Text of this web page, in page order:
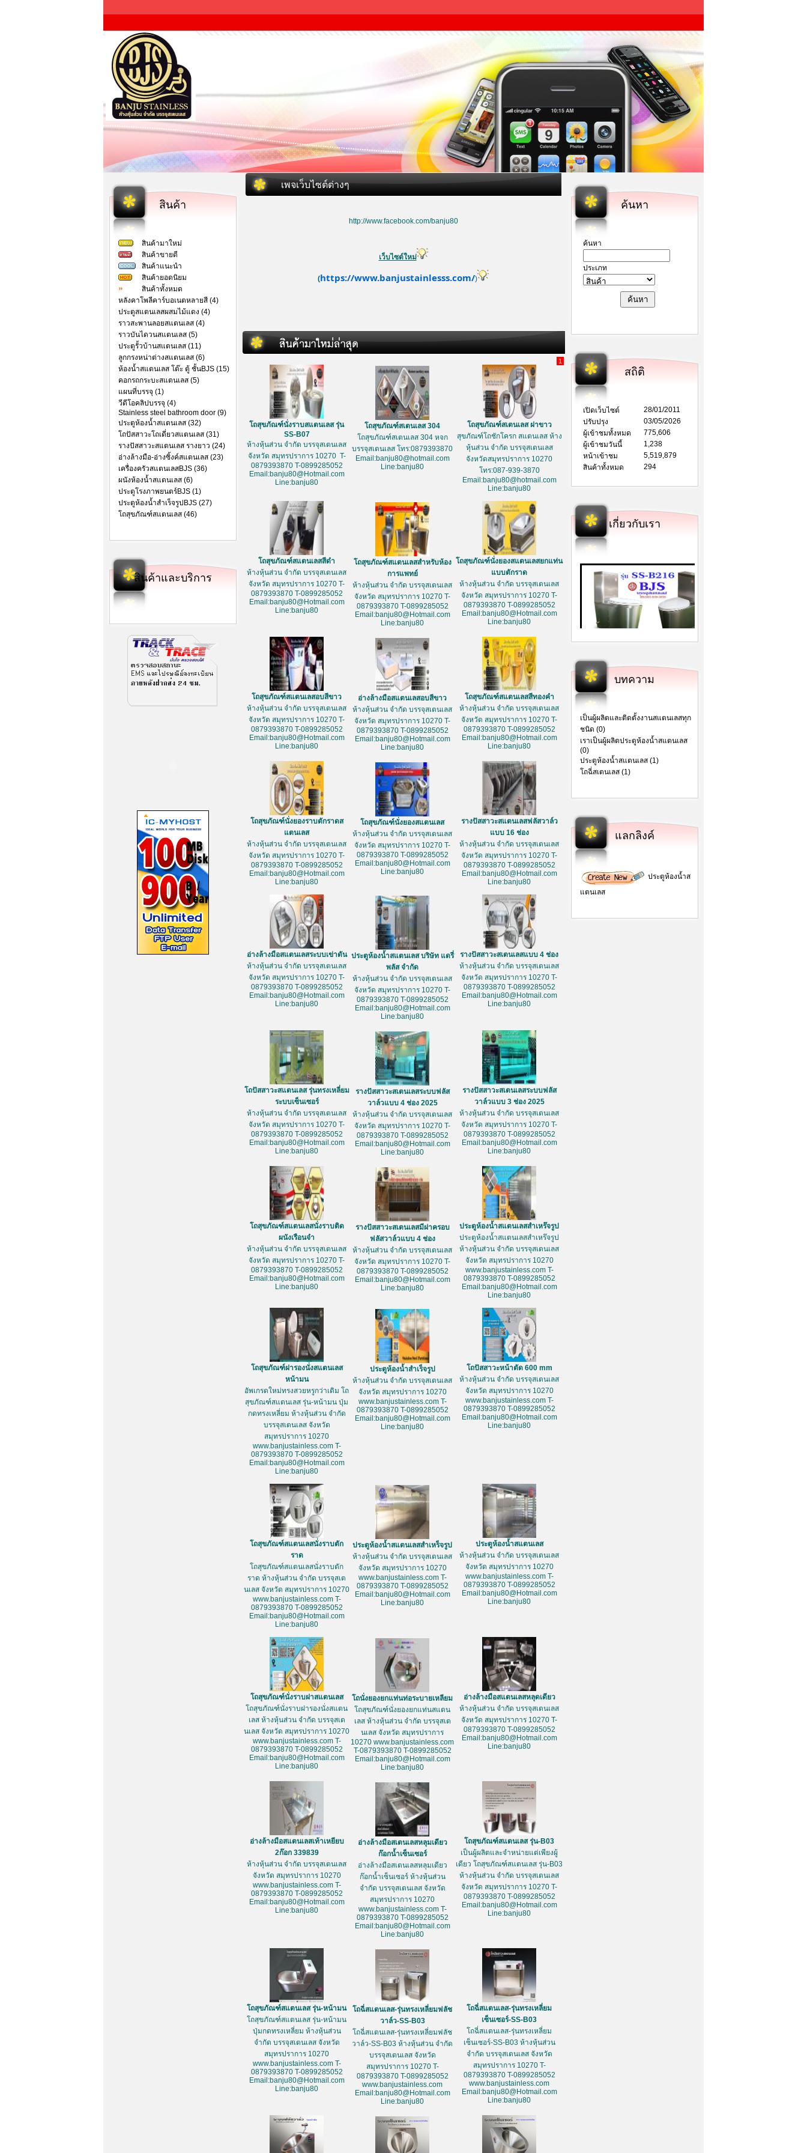
สินค้า
สินค้ามาใหม่
สินค้าขายดี
สินค้าแนะนำ
สินค้ายอดนิยม
สินค้าทั้งหมด
หลังคาโพลีคาร์บอเนตหลายสี (4)
ประตูสแตนเลสผสมไม้แดง (4)
ราวสะพานลอยสแตนเลส (4)
ราวบันไดวนสแตนเลส (5)
ประตูรั้วบ้านสแตนเลส (11)
ลูกกรงหน่าต่างสแตนเลส (6)
ห้องน้ำสแตนเลส โต๊ะ ตู้ ชั้นBJS (15)
คอกรถกระบะสแตนเลส (5)
แผนที่บรรจุ (1)
วีดีโอคลิปบรรจุ (4)
Stainless steel bathroom door (9)
ประตูห้องน้ำสแตนเลส (32)
โถปัสสาวะโถเดี่ยวสแตนเลส (31)
รางปัสสาวะสแตนเลส รางยาว (24)
อ่างล้างมือ-อ่างซิ้งค์สแตนเลส (23)
เครื่องครัวสแตนเลสBJS (36)
ผนังห้องน้ำสแตนเลส (6)
ประตูโรงภาพยนตร์BJS (1)
ประตูห้องน้ำสำเร็จรูปBJS (27)
โถสุขภัณฑ์สแตนเลส (46)
สินค้าและบริการ
เพจเว็บไซต์ต่างๆ
http://www.facebook.com/banju80
เว็บไซต์ใหม่
(https://www.banjustainlesss.com/)
1
โถสุขภัณฑ์นั่งราบสแตนเลส รุ่น
SS-B07
ห้างหุ้นส่วน จำกัด บรรจุสเตนเลส
จังหวัด สมุทรปราการ 10270 T-
0879393870 T-0899285052
Email:banju80@Hotmail.com
Line:banju80
โถสุขภัณฑ์สเตนเลส 304
โถสุขภัณฑ์สเตนเลส 304 หจก
บรรจุสเตนเลส โทร:0879393870
Email:banju80@hotmail.com
Line:banju80
โถสุขภัณฑ์สเตนเลส ฝาขาว
สุขภัณฑ์โถชักโครก สแตนเลส ห้าง
หุ้นส่วน จำกัด บรรจุสเตนเลส
จังหวัดสมุทรปราการ 10270
โทร:087-939-3870
Email:banju80@hotmail.com
Line:banju80
โถสุขภัณฑ์สแตนเลสสีดำ
ห้างหุ้นส่วน จำกัด บรรจุสเตนเลส
จังหวัด สมุทรปราการ 10270 T-
0879393870 T-0899285052
Email:banju80@Hotmail.com
Line:banju80
โถสุขภัณฑ์สแตนเลสสำหรับห้อง
การแพทย์
ห้างหุ้นส่วน จำกัด บรรจุสเตนเลส
จังหวัด สมุทรปราการ 10270 T-
0879393870 T-0899285052
Email:banju80@Hotmail.com
Line:banju80
โถสุขภัณฑ์นั่งยองสแตนเลสยกแท่น
แบบตักราด
ห้างหุ้นส่วน จำกัด บรรจุสเตนเลส
จังหวัด สมุทรปราการ 10270 T-
0879393870 T-0899285052
Email:banju80@Hotmail.com
Line:banju80
โถสุขภัณฑ์สแตนเลสอบสีขาว
ห้างหุ้นส่วน จำกัด บรรจุสเตนเลส
จังหวัด สมุทรปราการ 10270 T-
0879393870 T-0899285052
Email:banju80@Hotmail.com
Line:banju80
อ่างล้างมือสแตนเลสอบสีขาว
ห้างหุ้นส่วน จำกัด บรรจุสเตนเลส
จังหวัด สมุทรปราการ 10270 T-
0879393870 T-0899285052
Email:banju80@Hotmail.com
Line:banju80
โถสุขภัณฑ์สแตนเลสสีทองคำ
ห้างหุ้นส่วน จำกัด บรรจุสเตนเลส
จังหวัด สมุทรปราการ 10270 T-
0879393870 T-0899285052
Email:banju80@Hotmail.com
Line:banju80
โถสุขภัณฑ์นั่งยองราบตักราดส
แตนเลส
ห้างหุ้นส่วน จำกัด บรรจุสเตนเลส
จังหวัด สมุทรปราการ 10270 T-
0879393870 T-0899285052
Email:banju80@Hotmail.com
Line:banju80
โถสุขภัณฑ์นั่งยองสแตนเลส
ห้างหุ้นส่วน จำกัด บรรจุสเตนเลส
จังหวัด สมุทรปราการ 10270 T-
0879393870 T-0899285052
Email:banju80@Hotmail.com
Line:banju80
รางปัสสาวะสแตนเลสฟลัสวาล์ว
แบบ 16 ช่อง
ห้างหุ้นส่วน จำกัด บรรจุสเตนเลส
จังหวัด สมุทรปราการ 10270 T-
0879393870 T-0899285052
Email:banju80@Hotmail.com
Line:banju80
อ่างล้างมือสแตนเลสระบบเข่าดัน
ห้างหุ้นส่วน จำกัด บรรจุสเตนเลส
จังหวัด สมุทรปราการ 10270 T-
0879393870 T-0899285052
Email:banju80@Hotmail.com
Line:banju80
ประตูห้องน้ำสแตนเลส บริษัท แดรี่
พลัส จำกัด
ห้างหุ้นส่วน จำกัด บรรจุสเตนเลส
จังหวัด สมุทรปราการ 10270 T-
0879393870 T-0899285052
Email:banju80@Hotmail.com
Line:banju80
รางปัสสาวะสเตนเลสแบบ 4 ช่อง
ห้างหุ้นส่วน จำกัด บรรจุสเตนเลส
จังหวัด สมุทรปราการ 10270 T-
0879393870 T-0899285052
Email:banju80@Hotmail.com
Line:banju80
โถปัสสาวะสแตนเลส รุ่นทรงเหลี่ยม
ระบบเซ็นเซอร์
ห้างหุ้นส่วน จำกัด บรรจุสเตนเลส
จังหวัด สมุทรปราการ 10270 T-
0879393870 T-0899285052
Email:banju80@Hotmail.com
Line:banju80
รางปัสสาวะสเตนเลสระบบฟลัส
วาล์วแบบ 4 ช่อง 2025
ห้างหุ้นส่วน จำกัด บรรจุสเตนเลส
จังหวัด สมุทรปราการ 10270 T-
0879393870 T-0899285052
Email:banju80@Hotmail.com
Line:banju80
รางปัสสาวะสเตนเลสระบบฟลัส
วาล์วแบบ 3 ช่อง 2025
ห้างหุ้นส่วน จำกัด บรรจุสเตนเลส
จังหวัด สมุทรปราการ 10270 T-
0879393870 T-0899285052
Email:banju80@Hotmail.com
Line:banju80
โถสุขภัณฑ์สแตนเลสนั่งราบติด
ผนังเรือนจำ
ห้างหุ้นส่วน จำกัด บรรจุสเตนเลส
จังหวัด สมุทรปราการ 10270 T-
0879393870 T-0899285052
Email:banju80@Hotmail.com
Line:banju80
รางปัสสาวะสเตนเลสมีฝาครอบ
ฟลัสวาล์วแบบ 4 ช่อง
ห้างหุ้นส่วน จำกัด บรรจุสเตนเลส
จังหวัด สมุทรปราการ 10270 T-
0879393870 T-0899285052
Email:banju80@Hotmail.com
Line:banju80
ประตูห้องน้ำสแตนเลสสำเหร๊จรูป
ประตูห้องน้ำสแตนเลสสำเหร๊จรูป
ห้างหุ้นส่วน จำกัด บรรจุสเตนเลส
จังหวัด สมุทรปราการ 10270
www.banjustainless.com T-
0879393870 T-0899285052
Email:banju80@Hotmail.com
Line:banju80
โถสุขภัณฑ์ฝารองนั่งสแตนเลส
หน้ามน
อัพเกรดใหม่ทรงสวยหรูกว่าเดิม โถ
สุขภัณฑ์สแตนเลส รุ่น-หน้ามน ปุ่ม
กดทรงเหลี่ยม ห้างหุ้นส่วน จำกัด
บรรจุสเตนเลส จังหวัด
สมุทรปราการ 10270
www.banjustainless.com T-
0879393870 T-0899285052
Email:banju80@Hotmail.com
Line:banju80
ประตูห้องน้ำสำเร็จรูป
ห้างหุ้นส่วน จำกัด บรรจุสเตนเลส
จังหวัด สมุทรปราการ 10270
www.banjustainless.com T-
0879393870 T-0899285052
Email:banju80@Hotmail.com
Line:banju80
โถปัสสาวะหน้าตัด 600 mm
ห้างหุ้นส่วน จำกัด บรรจุสเตนเลส
จังหวัด สมุทรปราการ 10270
www.banjustainless.com T-
0879393870 T-0899285052
Email:banju80@Hotmail.com
Line:banju80
โถสุขภัณฑ์สแตนเลสนั่งราบตัก
ราด
โถสุขภัณฑ์สแตนเลสนั่งราบตัก
ราด ห้างหุ้นส่วน จำกัด บรรจุสเต
นเลส จังหวัด สมุทรปราการ 10270
www.banjustainless.com T-
0879393870 T-0899285052
Email:banju80@Hotmail.com
Line:banju80
ประตูห้องน้ำสแตนเลสสำเหร็จรูป
ห้างหุ้นส่วน จำกัด บรรจุสเตนเลส
จังหวัด สมุทรปราการ 10270
www.banjustainless.com T-
0879393870 T-0899285052
Email:banju80@Hotmail.com
Line:banju80
ประตูห้องน้ำสแตนเลส
ห้างหุ้นส่วน จำกัด บรรจุสเตนเลส
จังหวัด สมุทรปราการ 10270
www.banjustainless.com T-
0879393870 T-0899285052
Email:banju80@Hotmail.com
Line:banju80
โถสุขภัณฑ์นั่งราบฝาสแตนเลส
โถสุขภัณฑ์นั่งราบฝารองนั่งสแตน
เลส ห้างหุ้นส่วน จำกัด บรรจุสเต
นเลส จังหวัด สมุทรปราการ 10270
www.banjustainless.com T-
0879393870 T-0899285052
Email:banju80@Hotmail.com
Line:banju80
โถนั่งยองยกแท่นท่อระบายเหลียม
โถสุขภัณฑ์นั่งยองยกแท่นสแตน
เลส ห้างหุ้นส่วน จำกัด บรรจุสเต
นเลส จังหวัด สมุทรปราการ
10270 www.banjustainless.com
T-0879393870 T-0899285052
Email:banju80@Hotmail.com
Line:banju80
อ่างล้างมือสแตนเลสหลุดเดียว
ห้างหุ้นส่วน จำกัด บรรจุสเตนเลส
จังหวัด สมุทรปราการ 10270 T-
0879393870 T-0899285052
Email:banju80@Hotmail.com
Line:banju80
อ่างล้างมือสแตนเลสเท้าเหยียบ
2ก๊อก 339839
ห้างหุ้นส่วน จำกัด บรรจุสเตนเลส
จังหวัด สมุทรปราการ 10270
www.banjustainless.com T-
0879393870 T-0899285052
Email:banju80@Hotmail.com
Line:banju80
อ่างล้างมือสเตนเลสหลุมเดียว
ก๊อกน้ำเซ็นเซอร์
อ่างล้างมือสเตนเลสหลุมเดียว
ก๊อกน้ำเซ็นเซอร์ ห้างหุ้นส่วน
จำกัด บรรจุสเตนเลส จังหวัด
สมุทรปราการ 10270
www.banjustainless.com T-
0879393870 T-0899285052
Email:banju80@Hotmail.com
Line:banju80
โถสุขภัณฑ์สแตนเลส รุ่น-B03
เป็นผู้ผลิตและจำหน่ายแต่เพียงผู้
เดียว โถสุขภัณฑ์สแตนเลส รุ่น-B03
ห้างหุ้นส่วน จำกัด บรรจุสเตนเลส
จังหวัด สมุทรปราการ 10270 T-
0879393870 T-0899285052
Email:banju80@Hotmail.com
Line:banju80
โถสุขภัณฑ์สแตนเลส รุ่น-หน้ามน
โถสุขภัณฑ์สแตนเลส รุ่น-หน้ามน
ปุ่มกดทรงเหลี่ยม ห้างหุ้นส่วน
จำกัด บรรจุสเตนเลส จังหวัด
สมุทรปราการ 10270
www.banjustainless.com T-
0879393870 T-0899285052
Email:banju80@Hotmail.com
Line:banju80
โถฉี่สแตนเลส-รุ่นทรงเหลี่ยมฟลัช
วาล์ว-SS-B03
โถฉี่สแตนเลส-รุ่นทรงเหลี่ยมฟลัช
วาล์ว-SS-B03 ห้างหุ้นส่วน จำกัด
บรรจุสเตนเลส จังหวัด
สมุทรปราการ 10270 T-
0879393870 T-0899285052
www.banjustainless.com
Email:banju80@Hotmail.com
Line:banju80
โถฉี่สแตนเลส-รุ่นทรงเหลี่ยม
เซ็นเซอร์-SS-B03
โถฉี่สแตนเลส-รุ่นทรงเหลี่ยม
เซ็นเซอร์-SS-B03 ห้างหุ้นส่วน
จำกัด บรรจุสเตนเลส จังหวัด
สมุทรปราการ 10270 T-
0879393870 T-0899285052
www.banjustainless.com
Email:banju80@Hotmail.com
Line:banju80
ค้นหา
ค้นหา
ประเภท
สถิติ
เปิดเว็บไซต์
28/01/2011
ปรับปรุง
03/05/2026
ผู้เข้าชมทั้งหมด
775,606
ผู้เข้าชมวันนี้
1,238
หน้าเข้าชม
5,519,879
สินค้าทั้งหมด
294
เกี่ยวกับเรา
บทความ
เป็นผู้ผลิตและติดตั้งงานสแตนเลสทุก
ชนิด (0)
เราเป็นผู้ผลิตประตูห้องน้ำสแตนเลส
(0)
ประตูห้องน้ำสแตนเลส (1)
โถฉี่สเตนเลส (1)
แลกลิงค์
ประตูห้องน้ำส
แตนเลส